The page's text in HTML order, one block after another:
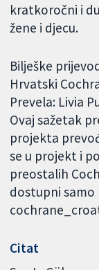
kratkoročni i
žene i djecu.
Bilješke
Hrvatski
Prevela: Livia
Ovaj sažetak
projekta
se u projekt i
preostalih
dostupni
Citat